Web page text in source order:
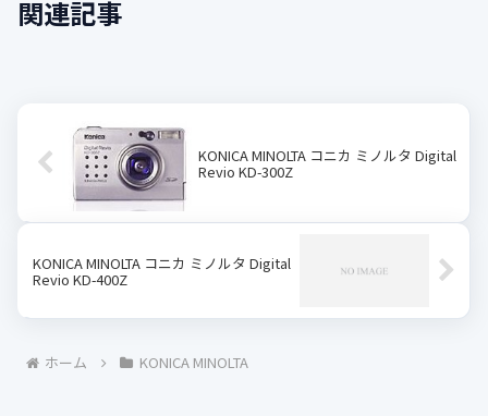
関連記事
KONICA MINOLTA コニカ ミノルタ Digital
Revio KD-300Z
KONICA MINOLTA コニカ ミノルタ Digital
Revio KD-400Z
ホーム KONICA MINOLTA